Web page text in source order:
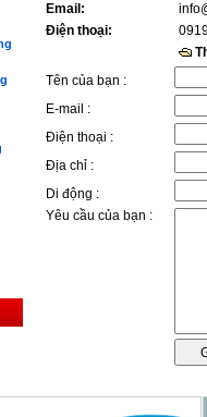
Email:
Điện thoại:
Tên của bạn :
E-mail :
Điện thoại :
Địa chỉ :
Di động :
Yêu cầu của bạn :